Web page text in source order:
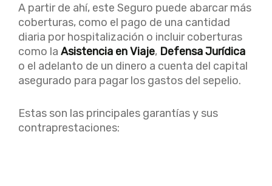
A partir de ahí, este Seguro puede abarcar más
coberturas, como el pago de una cantidad
diaria por hospitalización o incluir coberturas
como la Asistencia en Viaje, Defensa Jurídica
o el adelanto de un dinero a cuenta del capital
asegurado para pagar los gastos del sepelio.
Estas son las principales garantías y sus
contraprestaciones: